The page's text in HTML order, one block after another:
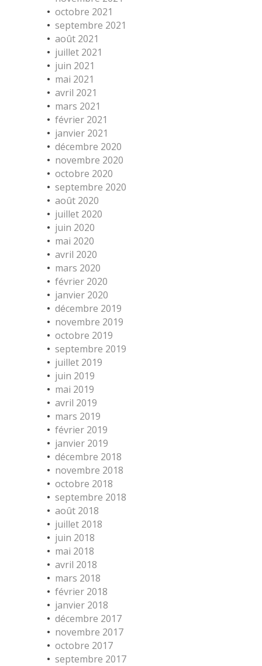
octobre 2021
septembre 2021
août 2021
juillet 2021
juin 2021
mai 2021
avril 2021
mars 2021
février 2021
janvier 2021
décembre 2020
novembre 2020
octobre 2020
septembre 2020
août 2020
juillet 2020
juin 2020
mai 2020
avril 2020
mars 2020
février 2020
janvier 2020
décembre 2019
novembre 2019
octobre 2019
septembre 2019
juillet 2019
juin 2019
mai 2019
avril 2019
mars 2019
février 2019
janvier 2019
décembre 2018
novembre 2018
octobre 2018
septembre 2018
août 2018
juillet 2018
juin 2018
mai 2018
avril 2018
mars 2018
février 2018
janvier 2018
décembre 2017
novembre 2017
octobre 2017
septembre 2017